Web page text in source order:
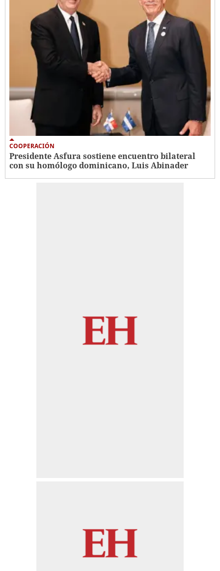
COOPERACIÓN
Presidente Asfura sostiene encuentro bilateral
con su homólogo dominicano, Luis Abinader